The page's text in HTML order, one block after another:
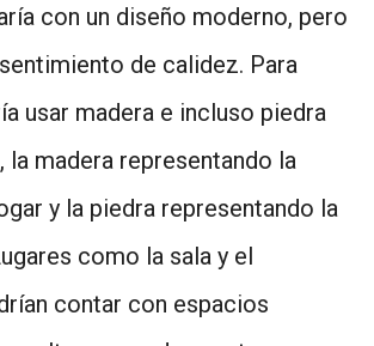
con un diseño moderno, pero
de calidez. Para
usar madera e incluso piedra
la madera representando la
y la piedra representando la
como la sala y el
contar con espacios